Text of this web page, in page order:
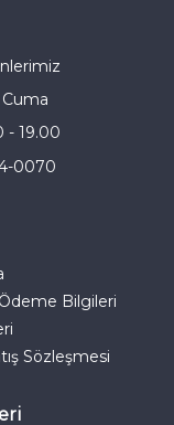
- 19.00
0070
Bilgileri
Sözleşmesi